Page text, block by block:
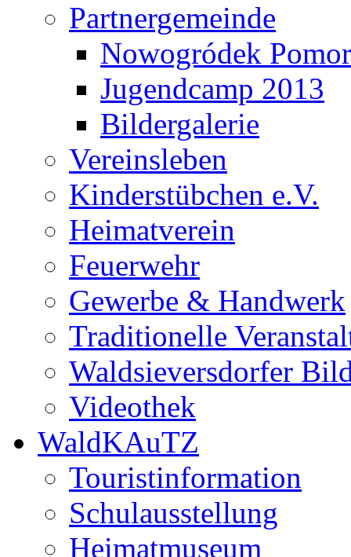
Partnergemeinde
Nowogródek
Jugendcamp 2013
Bildergalerie
Vereinsleben
Kinderstübchen e.V.
Heimatverein
Feuerwehr
Gewerbe & Handwerk
Traditionelle
Waldsieversdorfer
Videothek
WaldKAuTZ
Touristinformation
Schulausstellung
Heimatmuseum